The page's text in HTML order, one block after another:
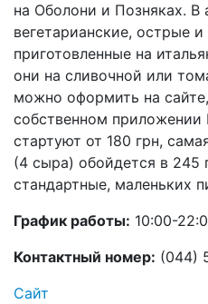
на Оболони и Позняках. В
вегетарианские, острые
приготовленные на
они на сливочной или
можно оформить на
собственном приложении
стартуют от 180 грн,
(4 сыра) обойдется в 245
стандартные, маленьких
График работы: 10:00-
Контактный номер: (044)
Сайт